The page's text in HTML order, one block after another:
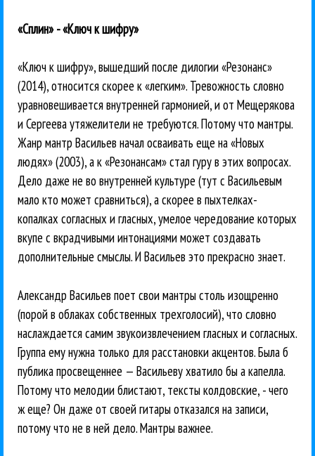
«Сплин» - «Ключ к шифру»
«Ключ к шифру», вышедший после дилогии «Резонанс»
(2014), относится скорее к «легким». Тревожность словно
уравновешивается внутренней гармонией, и от Мещерякова
и Сергеева утяжелители не требуются. Потому что мантры.
Жанр мантр Васильев начал осваивать еще на «Новых
людях» (2003), а к «Резонансам» стал гуру в этих вопросах.
Дело даже не во внутренней культуре (тут с Васильевым
мало кто может сравниться), а скорее в пыхтелках-
копалках согласных и гласных, умелое чередование которых
вкупе с вкрадчивыми интонациями может создавать
дополнительные смыслы. И Васильев это прекрасно знает.
Александр Васильев поет свои мантры столь изощренно
(порой в облаках собственных трехголосий), что словно
наслаждается самим звукоизвлечением гласных и согласных.
Группа ему нужна только для расстановки акцентов. Была б
публика просвещеннее — Васильеву хватило бы а капелла.
Потому что мелодии блистают, тексты колдовские, - чего
ж еще? Он даже от своей гитары отказался на записи,
потому что не в ней дело. Мантры важнее.